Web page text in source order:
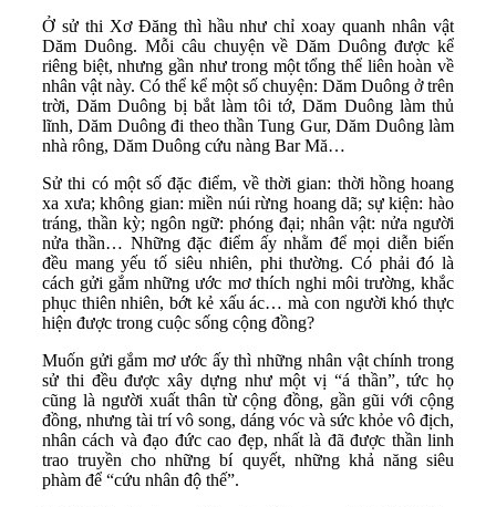
Ở sử thi Xơ Đăng thì hầu như chỉ xoay quanh nhân vật
Dăm Duông. Mỗi câu chuyện về Dăm Duông được kể
riêng biệt, nhưng gần như trong một tổng thể liên hoàn về
nhân vật này. Có thể kể một số chuyện: Dăm Duông ở trên
trời, Dăm Duông bị bắt làm tôi tớ, Dăm Duông làm thủ
lĩnh, Dăm Duông đi theo thần Tung Gur, Dăm Duông làm
nhà rông, Dăm Duông cứu nàng Bar Mă…
Sử thi có một số đặc điểm, về thời gian: thời hồng hoang
xa xưa; không gian: miền núi rừng hoang dã; sự kiện: hào
tráng, thần kỳ; ngôn ngữ: phóng đại; nhân vật: nửa người
nửa thần… Những đặc điểm ấy nhằm để mọi diễn biến
đều mang yếu tố siêu nhiên, phi thường. Có phải đó là
cách gửi gắm những ước mơ thích nghi môi trường, khắc
phục thiên nhiên, bớt kẻ xấu ác… mà con người khó thực
hiện được trong cuộc sống cộng đồng?
Muốn gửi gắm mơ ước ấy thì những nhân vật chính trong
sử thi đều được xây dựng như một vị “á thần”, tức họ
cũng là người xuất thân từ cộng đồng, gần gũi với cộng
đồng, nhưng tài trí vô song, dáng vóc và sức khỏe vô địch,
nhân cách và đạo đức cao đẹp, nhất là đã được thần linh
trao truyền cho những bí quyết, những khả năng siêu
phàm để “cứu nhân độ thế”.